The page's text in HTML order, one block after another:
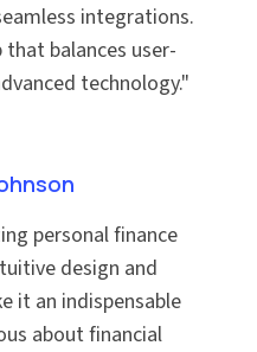
integrations.
balances user-
technology."
personal finance
design and
it an indispensable
about financial